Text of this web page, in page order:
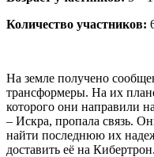
Количество участников:
На земле получено
трансформеры. На их
которого они направили
– Искра, пропала связь.
найти последнюю их
доставить её на Кибертрон.